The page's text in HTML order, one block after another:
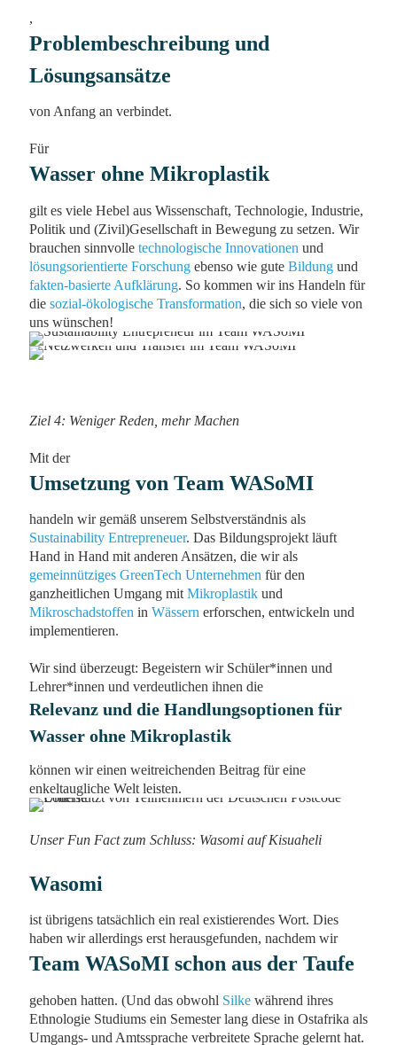
,
Problembeschreibung und
Lösungsansätze
von Anfang an verbindet.
Für
Wasser ohne Mikroplastik
gilt es viele Hebel aus Wissenschaft, Technologie, Industrie,
Politik und (Zivil)Gesellschaft in Bewegung zu setzen. Wir
brauchen sinnvolle technologische Innovationen und
lösungsorientierte Forschung ebenso wie gute Bildung und
fakten-basierte Aufklärung. So kommen wir ins Handeln für
die sozial-ökologische Transformation, die sich so viele von
uns wünschen!
Ziel 4: Weniger Reden, mehr Machen
Mit der
Umsetzung von Team WASoMI
handeln wir gemäß unserem Selbstverständnis als
Sustainability Entrepreneuer. Das Bildungsprojekt läuft
Hand in Hand mit anderen Ansätzen, die wir als
gemeinnütziges GreenTech Unternehmen für den
ganzheitlichen Umgang mit Mikroplastik und
Mikroschadstoffen in Wässern erforschen, entwickeln und
implementieren.
Wir sind überzeugt: Begeistern wir Schüler*innen und
Lehrer*innen und verdeutlichen ihnen die
Relevanz und die Handlungsoptionen für
Wasser ohne Mikroplastik
können wir einen weitreichenden Beitrag für eine
enkeltaugliche Welt leisten.
Unser Fun Fact zum Schluss: Wasomi auf Kisuaheli
Wasomi
ist übrigens tatsächlich ein real existierendes Wort. Dies
haben wir allerdings erst herausgefunden, nachdem wir
Team WASoMI schon aus der Taufe
gehoben hatten. (Und das obwohl Silke während ihres
Ethnologie Studiums ein Semester lang diese in Ostafrika als
Umgangs- und Amtssprache verbreitete Sprache gelernt hat.